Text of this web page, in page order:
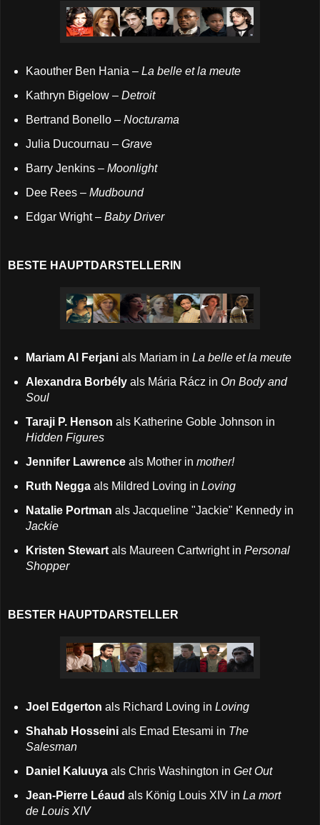
Kaouther Ben Hania – La belle et la meute
Kathryn Bigelow – Detroit
Bertrand Bonello – Nocturama
Julia Ducournau – Grave
Barry Jenkins – Moonlight
Dee Rees – Mudbound
Edgar Wright – Baby Driver
BESTE HAUPTDARSTELLERIN
Mariam Al Ferjani als Mariam in La belle et la meute
Alexandra Borbély als Mária Rácz in On Body and
Soul
Taraji P. Henson als Katherine Goble Johnson in
Hidden Figures
Jennifer Lawrence als Mother in mother!
Ruth Negga als Mildred Loving in Loving
Natalie Portman als Jacqueline "Jackie" Kennedy in
Jackie
Kristen Stewart als Maureen Cartwright in Personal
Shopper
BESTER HAUPTDARSTELLER
Joel Edgerton als Richard Loving in Loving
Shahab Hosseini als Emad Etesami in The
Salesman
Daniel Kaluuya als Chris Washington in Get Out
Jean-Pierre Léaud als König Louis XIV in La mort
de Louis XIV